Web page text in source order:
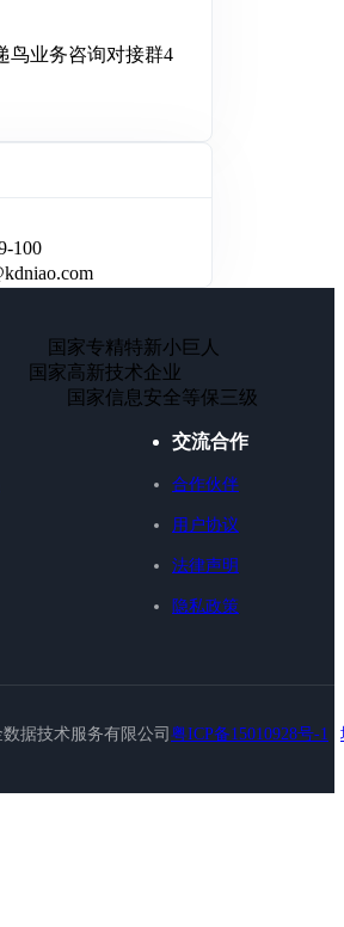
鸟业务咨询对接群4
100
国家专精特新小巨人
国家高新技术企业
国家信息安全等保三级
交流合作
合作伙伴
用户协议
法律声明
隐私政策
据技术服务有限公司 粤ICP备15010928号-1